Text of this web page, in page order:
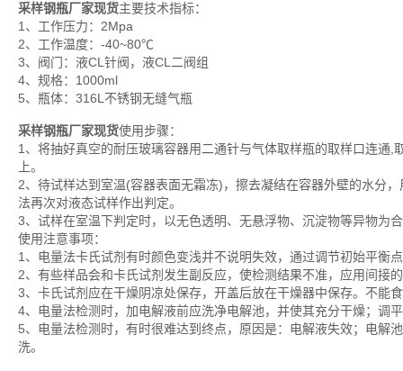
采样钢瓶厂家现货主要技术指标：
1、工作压力：2Mpa
2、工作温度：-40~80℃
3、阀门：液CL针阀，液CL二阀组
4、规格：1000ml
5、瓶体：316L不锈钢无缝气瓶
采样钢瓶厂家现货使用步骤：
1、将抽好真空的耐压玻璃容器用二通针与气体取样瓶的取样口连通
上。
2、待试样达到室温(容器表面无霜冻)，擦去凝结在容器外壁的水分
法再次对液态试样作出判定。
3、试样在室温下判定时，以无色透明、无悬浮物、沉淀物等异物为
使用注意事项：
1、电量法卡氏试剂有时颜色变浅并不说明失效，通过调节初始平衡
2、有些样品会和卡氏试剂发生副反应，使检测结果不准，应用间接
3、卡氏试剂应在干燥阴凉处保存，开盖后放在干燥器中保存。不能
4、电量法检测时，加电解液前应洗净电解池，并使其充分干燥；调
5、电量法检测时，有时很难达到终点，原因是：电解液失效；电解
洗。